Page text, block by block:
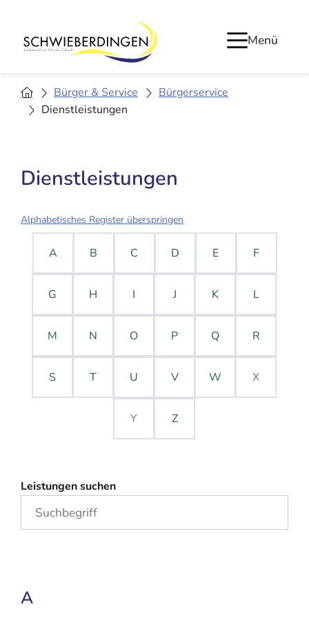
Menü
Bürger & Service
Bürgerservice
Dienstleistungen
Dienstleistungen
Alphabetisches Register überspringen
A B C D E F
G H I J K L
M N O P Q R
S T U V W X
Y Z
Leistungen suchen
A